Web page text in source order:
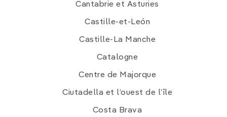
Cantabrie et Asturies
Castille-et-León
Castille-La Manche
Catalogne
Centre de Majorque
Ciutadella et l’ouest de l’île
Costa Brava